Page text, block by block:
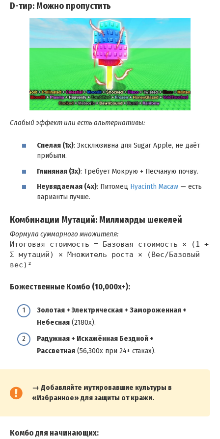
D-тир: Можно пропустить
Слабый эффект или есть альтернативы:
Спелая (1x): Эксклюзивна для Sugar Apple, не даёт
прибыли.
Глиняная (3x): Требует Мокрую + Песчаную почву.
Неувядаемая (4x): Питомец Hyacinth Macaw — есть
варианты лучше.
Комбинации Мутаций: Миллиарды шекелей
Формула суммарного множителя:
Итоговая стоимость = Базовая стоимость × (1 +
Σ мутаций) × Множитель роста × (Вес/Базовый
вес)²
Божественные Комбо (10,000x+):
Золотая + Электрическая + Замороженная +
Небесная (2180x).
Радужная + Искажённая Бездной +
Рассветная (56,300x при 24+ стаках).
→ Добавляйте мутировавшие культуры в
«Избранное» для защиты от кражи.
Комбо для начинающих: